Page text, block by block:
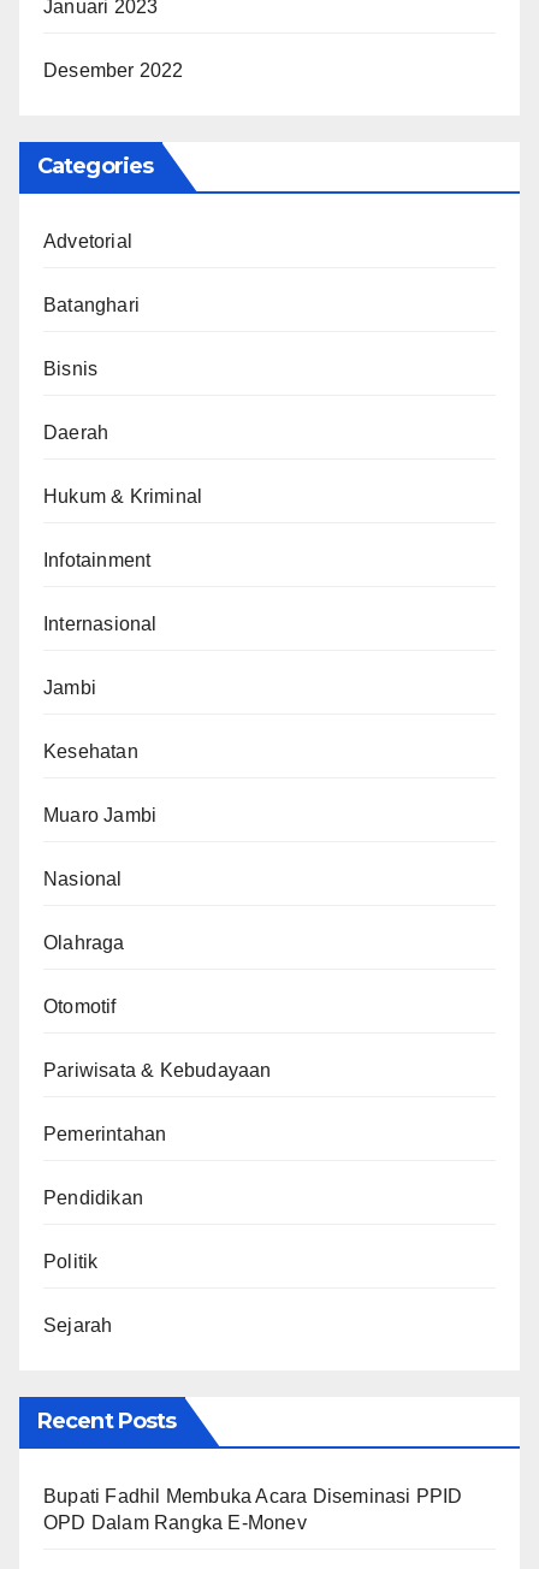
Januari 2023
Desember 2022
Categories
Advetorial
Batanghari
Bisnis
Daerah
Hukum & Kriminal
Infotainment
Internasional
Jambi
Kesehatan
Muaro Jambi
Nasional
Olahraga
Otomotif
Pariwisata & Kebudayaan
Pemerintahan
Pendidikan
Politik
Sejarah
Recent Posts
Bupati Fadhil Membuka Acara Diseminasi PPID
OPD Dalam Rangka E-Monev